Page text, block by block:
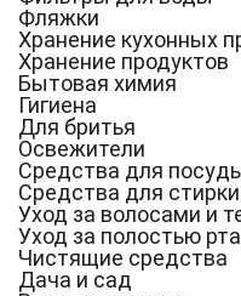
Фляжки
Хранение кухонных
Хранение продуктов
Бытовая химия
Гигиена
Для бритья
Освежители
Средства для
Средства для стирки
Уход за волосами и
Уход за полостью рта
Чистящие средства
Дача и сад